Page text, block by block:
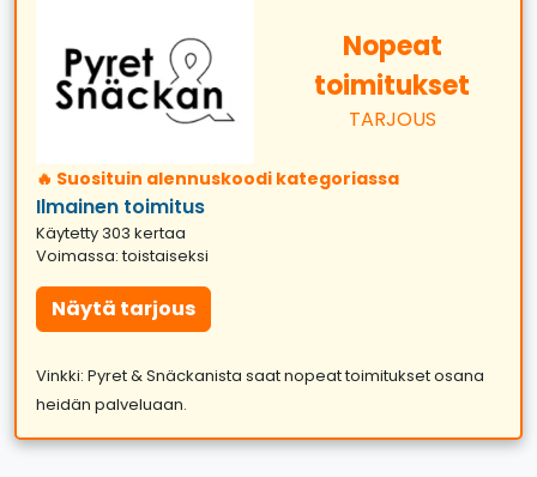
Nopeat
toimitukset
TARJOUS
🔥 Suosituin alennuskoodi kategoriassa
Ilmainen toimitus
Käytetty 303 kertaa
Voimassa: toistaiseksi
Näytä tarjous
Vinkki: Pyret & Snäckanista saat nopeat toimitukset osana
heidän palveluaan.